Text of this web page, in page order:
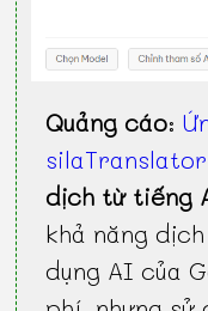
Quảng cáo:
silaTranslator
dịch từ tiếng
khả năng dịch
dụng AI của